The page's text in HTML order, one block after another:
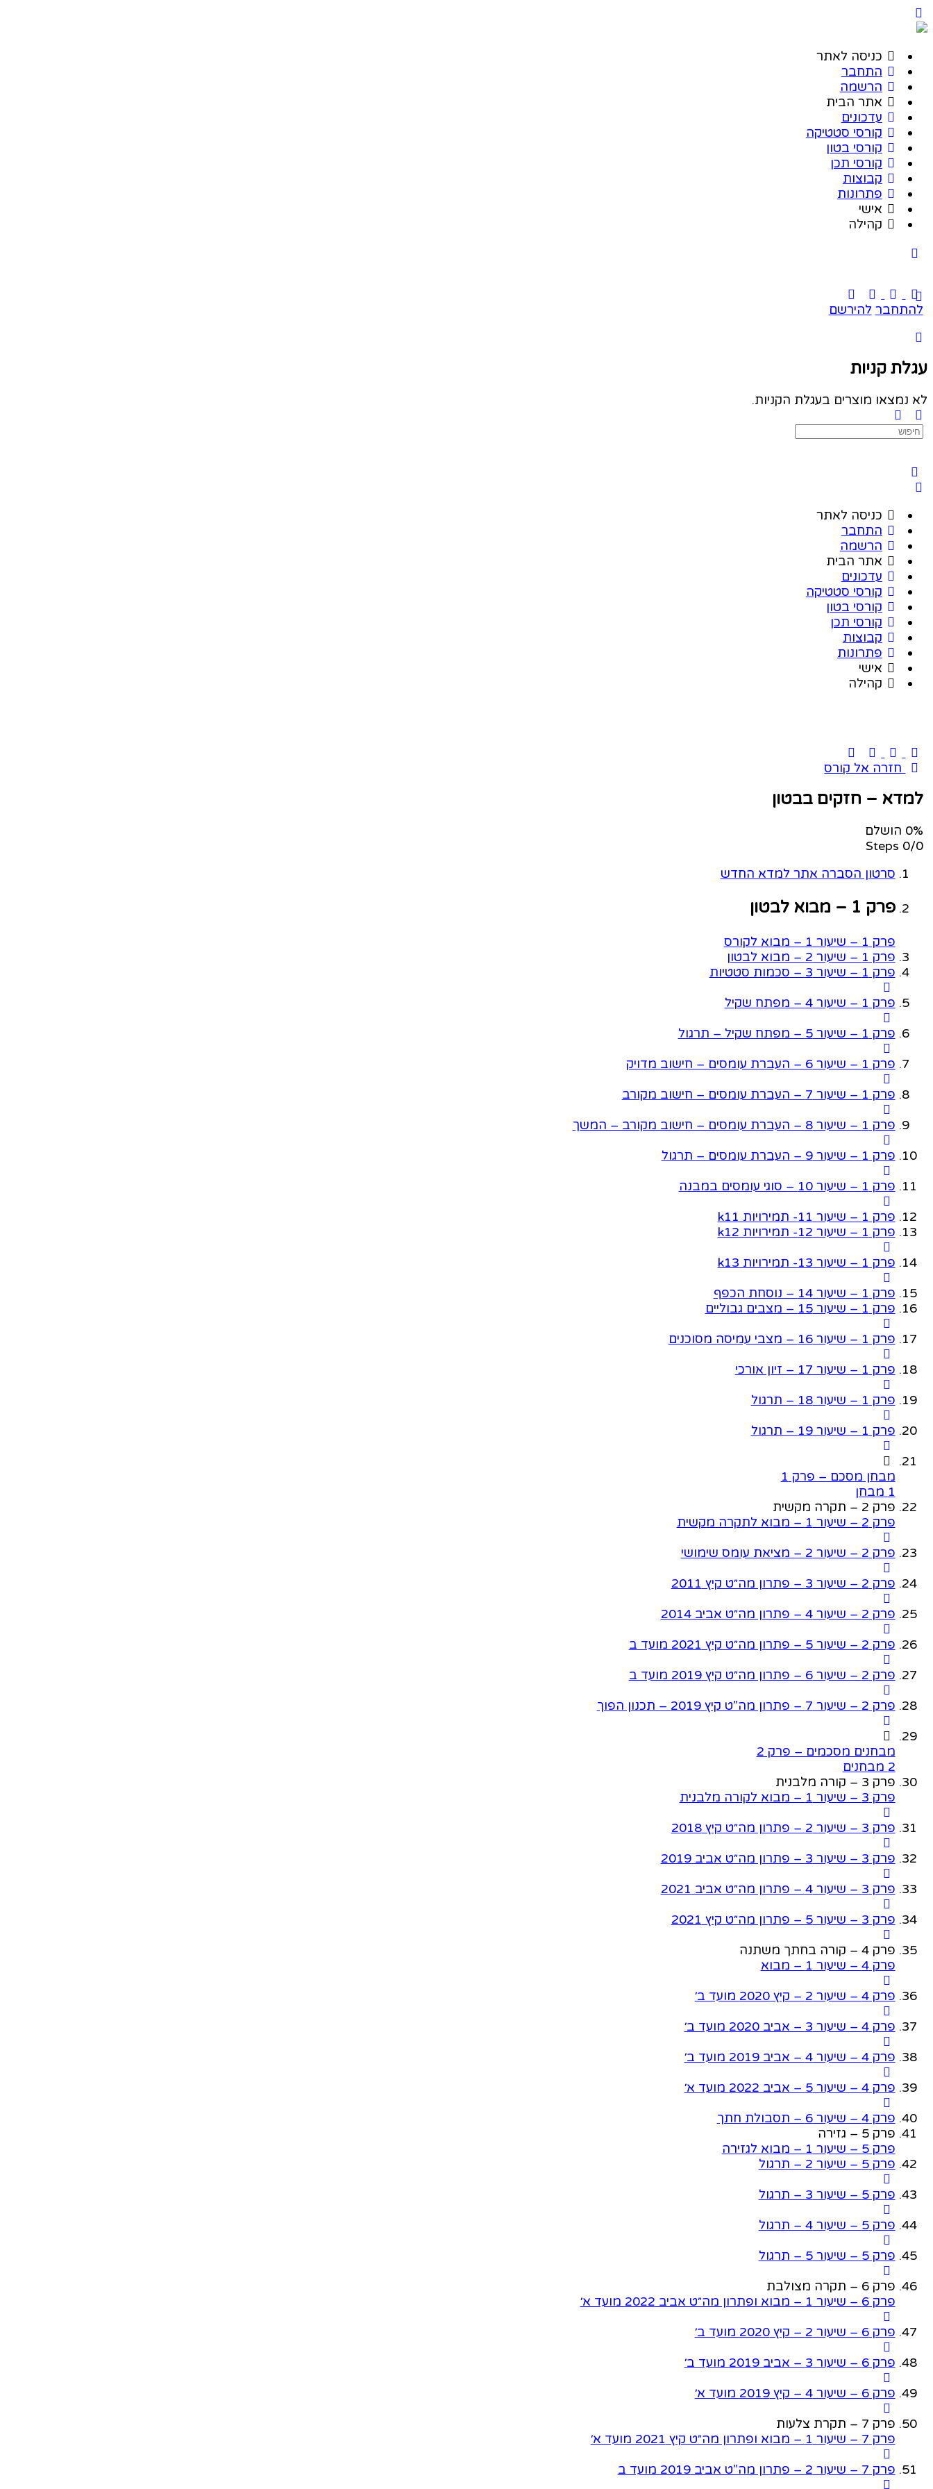
כניסה לאתר
התחבר
הרשמה
אתר הבית
עדכונים
קורסי סטטיקה
קורסי בטון
קורסי תכן
קבוצות
פתרונות
אישי
קהילה
להתחבר להירשם
עגלת קניות
לא נמצאו מוצרים בעגלת הקניות.
Search
כניסה לאתר
התחבר
הרשמה
אתר הבית
עדכונים
קורסי סטטיקה
קורסי בטון
קורסי תכן
קבוצות
פתרונות
אישי
קהילה
חזרה אל קורס
למדא – חזקים בבטון
0% הושלם
0/0 Steps
סרטון הסברה אתר למדא החדש
פרק 1 – מבוא לבטון
פרק 1 – שיעור 1 – מבוא לקורס
פרק 1 – שיעור 2 – מבוא לבטון
פרק 1 – שיעור 3 – סכמות סטטיות
פרק 1 – שיעור 4 – מפתח שקיל
פרק 1 – שיעור 5 – מפתח שקיל – תרגול
פרק 1 – שיעור 6 – העברת עומסים – חישוב מדויק
פרק 1 – שיעור 7 – העברת עומסים – חישוב מקורב
פרק 1 – שיעור 8 – העברת עומסים – חישוב מקורב – המשך
פרק 1 – שיעור 9 – העברת עומסים – תרגול
פרק 1 – שיעור 10 – סוגי עומסים במבנה
פרק 1 – שיעור 11- תמירויות k11
פרק 1 – שיעור 12- תמירויות k12
פרק 1 – שיעור 13- תמירויות k13
פרק 1 – שיעור 14 – נוסחת הכפף
פרק 1 – שיעור 15 – מצבים גבוליים
פרק 1 – שיעור 16 – מצבי עמיסה מסוכנים
פרק 1 – שיעור 17 – זיון אורכי
פרק 1 – שיעור 18 – תרגול
פרק 1 – שיעור 19 – תרגול
מבחן מסכם – פרק 1
1 מבחן
פרק 2 – תקרה מקשית
פרק 2 – שיעור 1 – מבוא לתקרה מקשית
פרק 2 – שיעור 2 – מציאת עומס שימושי
פרק 2 – שיעור 3 – פתרון מה״ט קיץ 2011
פרק 2 – שיעור 4 – פתרון מה״ט אביב 2014
פרק 2 – שיעור 5 – פתרון מה״ט קיץ 2021 מועד ב
פרק 2 – שיעור 6 – פתרון מה״ט קיץ 2019 מועד ב
פרק 2 – שיעור 7 – פתרון מה”ט קיץ 2019 – תכנון הפוך
מבחנים מסכמים – פרק 2
2 מבחנים
פרק 3 – קורה מלבנית
פרק 3 – שיעור 1 – מבוא לקורה מלבנית
פרק 3 – שיעור 2 – פתרון מה״ט קיץ 2018
פרק 3 – שיעור 3 – פתרון מה״ט אביב 2019
פרק 3 – שיעור 4 – פתרון מה״ט אביב 2021
פרק 3 – שיעור 5 – פתרון מה״ט קיץ 2021
פרק 4 – קורה בחתך משתנה
פרק 4 – שיעור 1 – מבוא
פרק 4 – שיעור 2 – קיץ 2020 מועד ב׳
פרק 4 – שיעור 3 – אביב 2020 מועד ב׳
פרק 4 – שיעור 4 – אביב 2019 מועד ב׳
פרק 4 – שיעור 5 – אביב 2022 מועד א׳
פרק 4 – שיעור 6 – תסבולת חתך
פרק 5 – גזירה
פרק 5 – שיעור 1 – מבוא לגזירה
פרק 5 – שיעור 2 – תרגול
פרק 5 – שיעור 3 – תרגול
פרק 5 – שיעור 4 – תרגול
פרק 5 – שיעור 5 – תרגול
פרק 6 – תקרה מצולבת
פרק 6 – שיעור 1 – מבוא ופתרון מה״ט אביב 2022 מועד א׳
פרק 6 – שיעור 2 – קיץ 2020 מועד ב׳
פרק 6 – שיעור 3 – אביב 2019 מועד ב׳
פרק 6 – שיעור 4 – קיץ 2019 מועד א׳
פרק 7 – תקרת צלעות
פרק 7 – שיעור 1 – מבוא ופתרון מה״ט קיץ 2021 מועד א׳
פרק 7 – שיעור 2 – פתרון מה”ט אביב 2019 מועד ב